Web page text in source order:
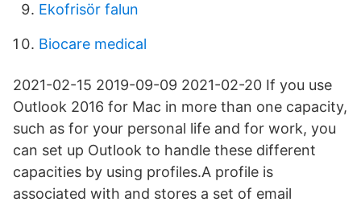
Ekofrisör falun
Biocare medical
2021-02-15 2019-09-09 2021-02-20 If you use
Outlook 2016 for Mac in more than one capacity,
such as for your personal life and for work, you
can set up Outlook to handle these different
capacities by using profiles.A profile is
associated with and stores a set of email